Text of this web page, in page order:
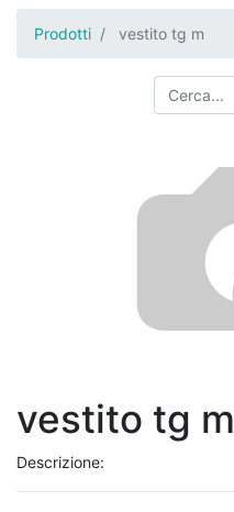
Prodotti vestito tg m
vestito tg m
Descrizione: